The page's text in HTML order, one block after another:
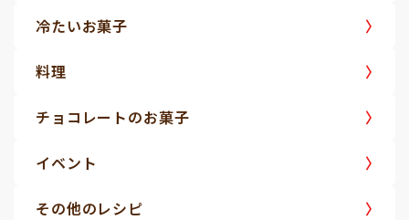
冷たいお菓子
料理
チョコレートのお菓子
イベント
その他のレシピ